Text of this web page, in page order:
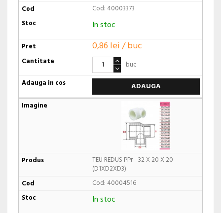
Cod: 40003373
In stoc
0,86 lei / buc
buc
ADAUGA
TEU REDUS PPr - 32 X 20 X 20
(D1XD2XD3)
Cod: 40004516
In stoc